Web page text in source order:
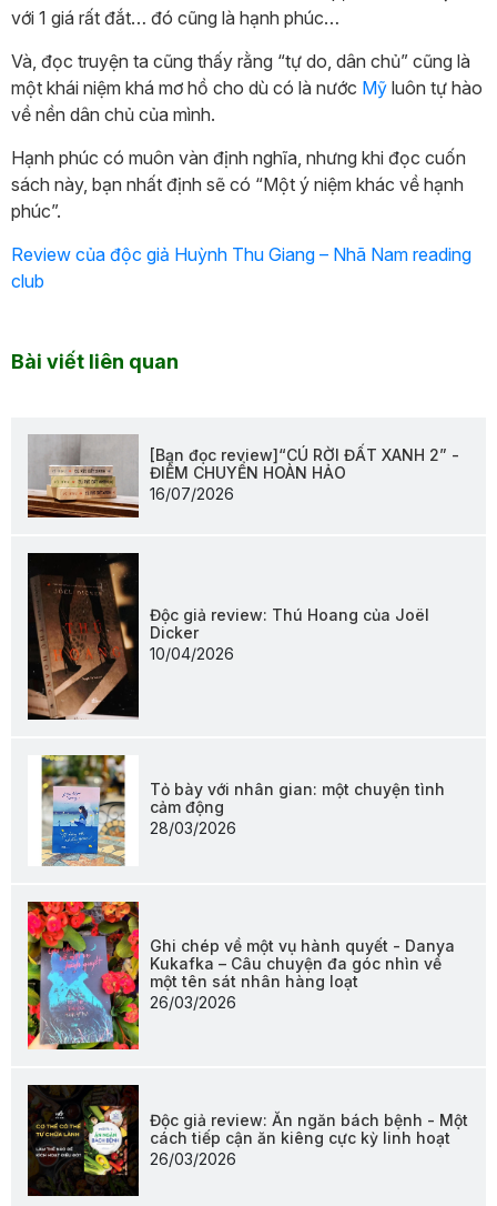
với 1 giá rất đắt… đó cũng là hạnh phúc…
Và, đọc truyện ta cũng thấy rằng “tự do, dân chủ” cũng là
một khái niệm khá mơ hồ cho dù có là nước Mỹ luôn tự hào
về nền dân chủ của mình.
Hạnh phúc có muôn vàn định nghĩa, nhưng khi đọc cuốn
sách này, bạn nhất định sẽ có “Một ý niệm khác về hạnh
phúc”.
Review của độc giả Huỳnh Thu Giang – Nhã Nam reading
club
Bài viết liên quan
[Bạn đọc review]“CÚ RỜI ĐẤT XANH 2” -
ĐIỂM CHUYỂN HOÀN HẢO
16/07/2026
Độc giả review: Thú Hoang của Joël
Dicker
10/04/2026
Tỏ bày với nhân gian: một chuyện tình
cảm động
28/03/2026
Ghi chép về một vụ hành quyết - Danya
Kukafka – Câu chuyện đa góc nhìn về
một tên sát nhân hàng loạt
26/03/2026
Độc giả review: Ăn ngăn bách bệnh - Một
cách tiếp cận ăn kiêng cực kỳ linh hoạt
26/03/2026